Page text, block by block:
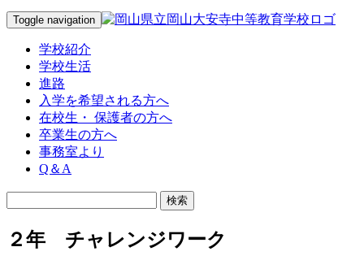
Toggle navigation
学校紹介
学校生活
進路
入学を希望される方へ
在校生・ 保護者の方へ
卒業生の方へ
事務室より
Q＆A
２年 チャレンジワーク